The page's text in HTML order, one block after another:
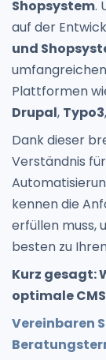
Shopsystem.
auf der
und
Plattformen
Drupal, Typo3,
Dank dieser
Verständnis
kennen die
erfüllen muss,
besten zu
Kurz gesagt:
optimale
Vereinbaren